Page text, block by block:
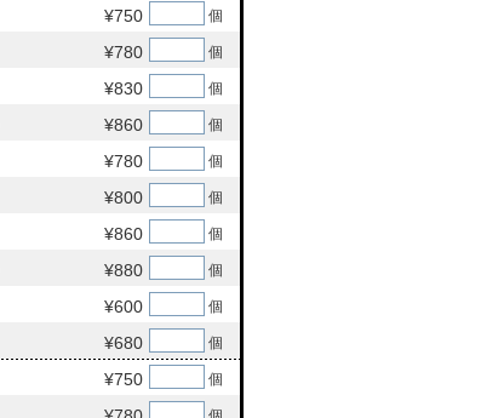
¥750 個
¥780 個
¥830 個
¥860 個
¥780 個
¥800 個
¥860 個
¥880 個
¥600 個
¥680 個
¥750 個